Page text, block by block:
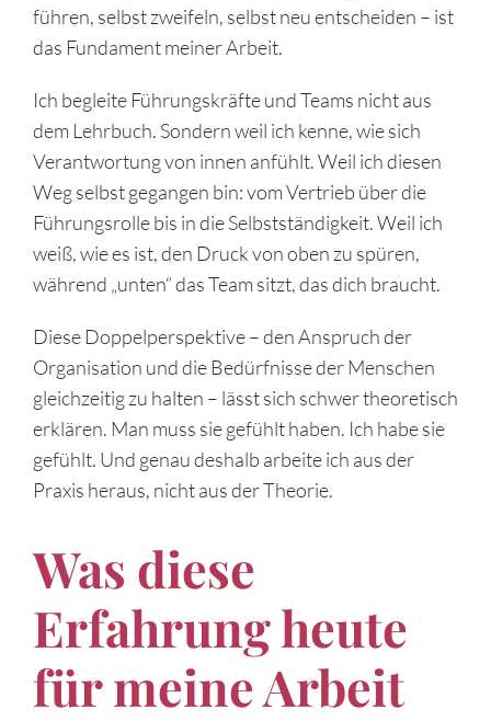
führen, selbst zweifeln, selbst neu entscheiden – ist
das Fundament meiner Arbeit.
Ich begleite Führungskräfte und Teams nicht aus
dem Lehrbuch. Sondern weil ich kenne, wie sich
Verantwortung von innen anfühlt. Weil ich diesen
Weg selbst gegangen bin: vom Vertrieb über die
Führungsrolle bis in die Selbstständigkeit. Weil ich
weiß, wie es ist, den Druck von oben zu spüren,
während „unten“ das Team sitzt, das dich braucht.
Diese Doppelperspektive – den Anspruch der
Organisation und die Bedürfnisse der Menschen
gleichzeitig zu halten – lässt sich schwer theoretisch
erklären. Man muss sie gefühlt haben. Ich habe sie
gefühlt. Und genau deshalb arbeite ich aus der
Praxis heraus, nicht aus der Theorie.
Was diese
Erfahrung heute
für meine Arbeit